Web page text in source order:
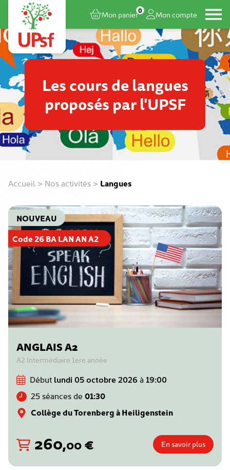
Mon panier0 Mon compte
Les cours de langues
proposés par l'UPSF
Accueil > Nos activités > Langues
Code 26 BA LAN AN A2
NOUVEAU
ANGLAIS A2
A2 Intermédiaire 1ere année
Début lundi 05 octobre 2026 à 19:00
25 séances de 01:30
Collège du Torenberg à Heiligenstein
260,00€ En savoir plus